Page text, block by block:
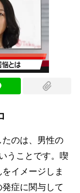
のは、男性の
うことです。喫
イメージしま
症に関与して